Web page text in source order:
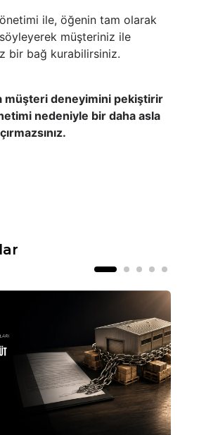
ile, öğenin tam olarak
müşteriniz ile
bir bağ kurabilirsiniz.
müşteri deneyimini pekiştirir
nedeniyle bir daha asla